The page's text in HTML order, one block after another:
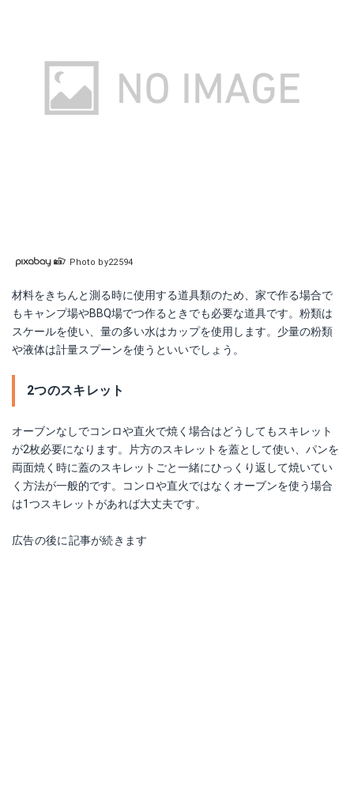
Photo by22594
材料をきちんと測る時に使用する道具類のため、家で作る場合で
もキャンプ場やBBQ場でつ作るときでも必要な道具です。粉類は
スケールを使い、量の多い水はカップを使用します。少量の粉類
や液体は計量スプーンを使うといいでしょう。
2つのスキレット
オーブンなしでコンロや直火で焼く場合はどうしてもスキレット
が2枚必要になります。片方のスキレットを蓋として使い、パンを
両面焼く時に蓋のスキレットごと一緒にひっくり返して焼いてい
く方法が一般的です。コンロや直火ではなくオーブンを使う場合
は1つスキレットがあれば大丈夫です。
広告の後に記事が続きます